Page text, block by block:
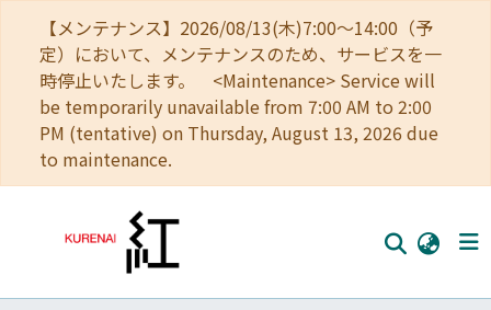
【メンテナンス】2026/08/13(木)7:00～14:00（予
定）において、メンテナンスのため、サービスを一
時停止いたします。 <Maintenance> Service will
be temporarily unavailable from 7:00 AM to 2:00
PM (tentative) on Thursday, August 13, 2026 due
to maintenance.